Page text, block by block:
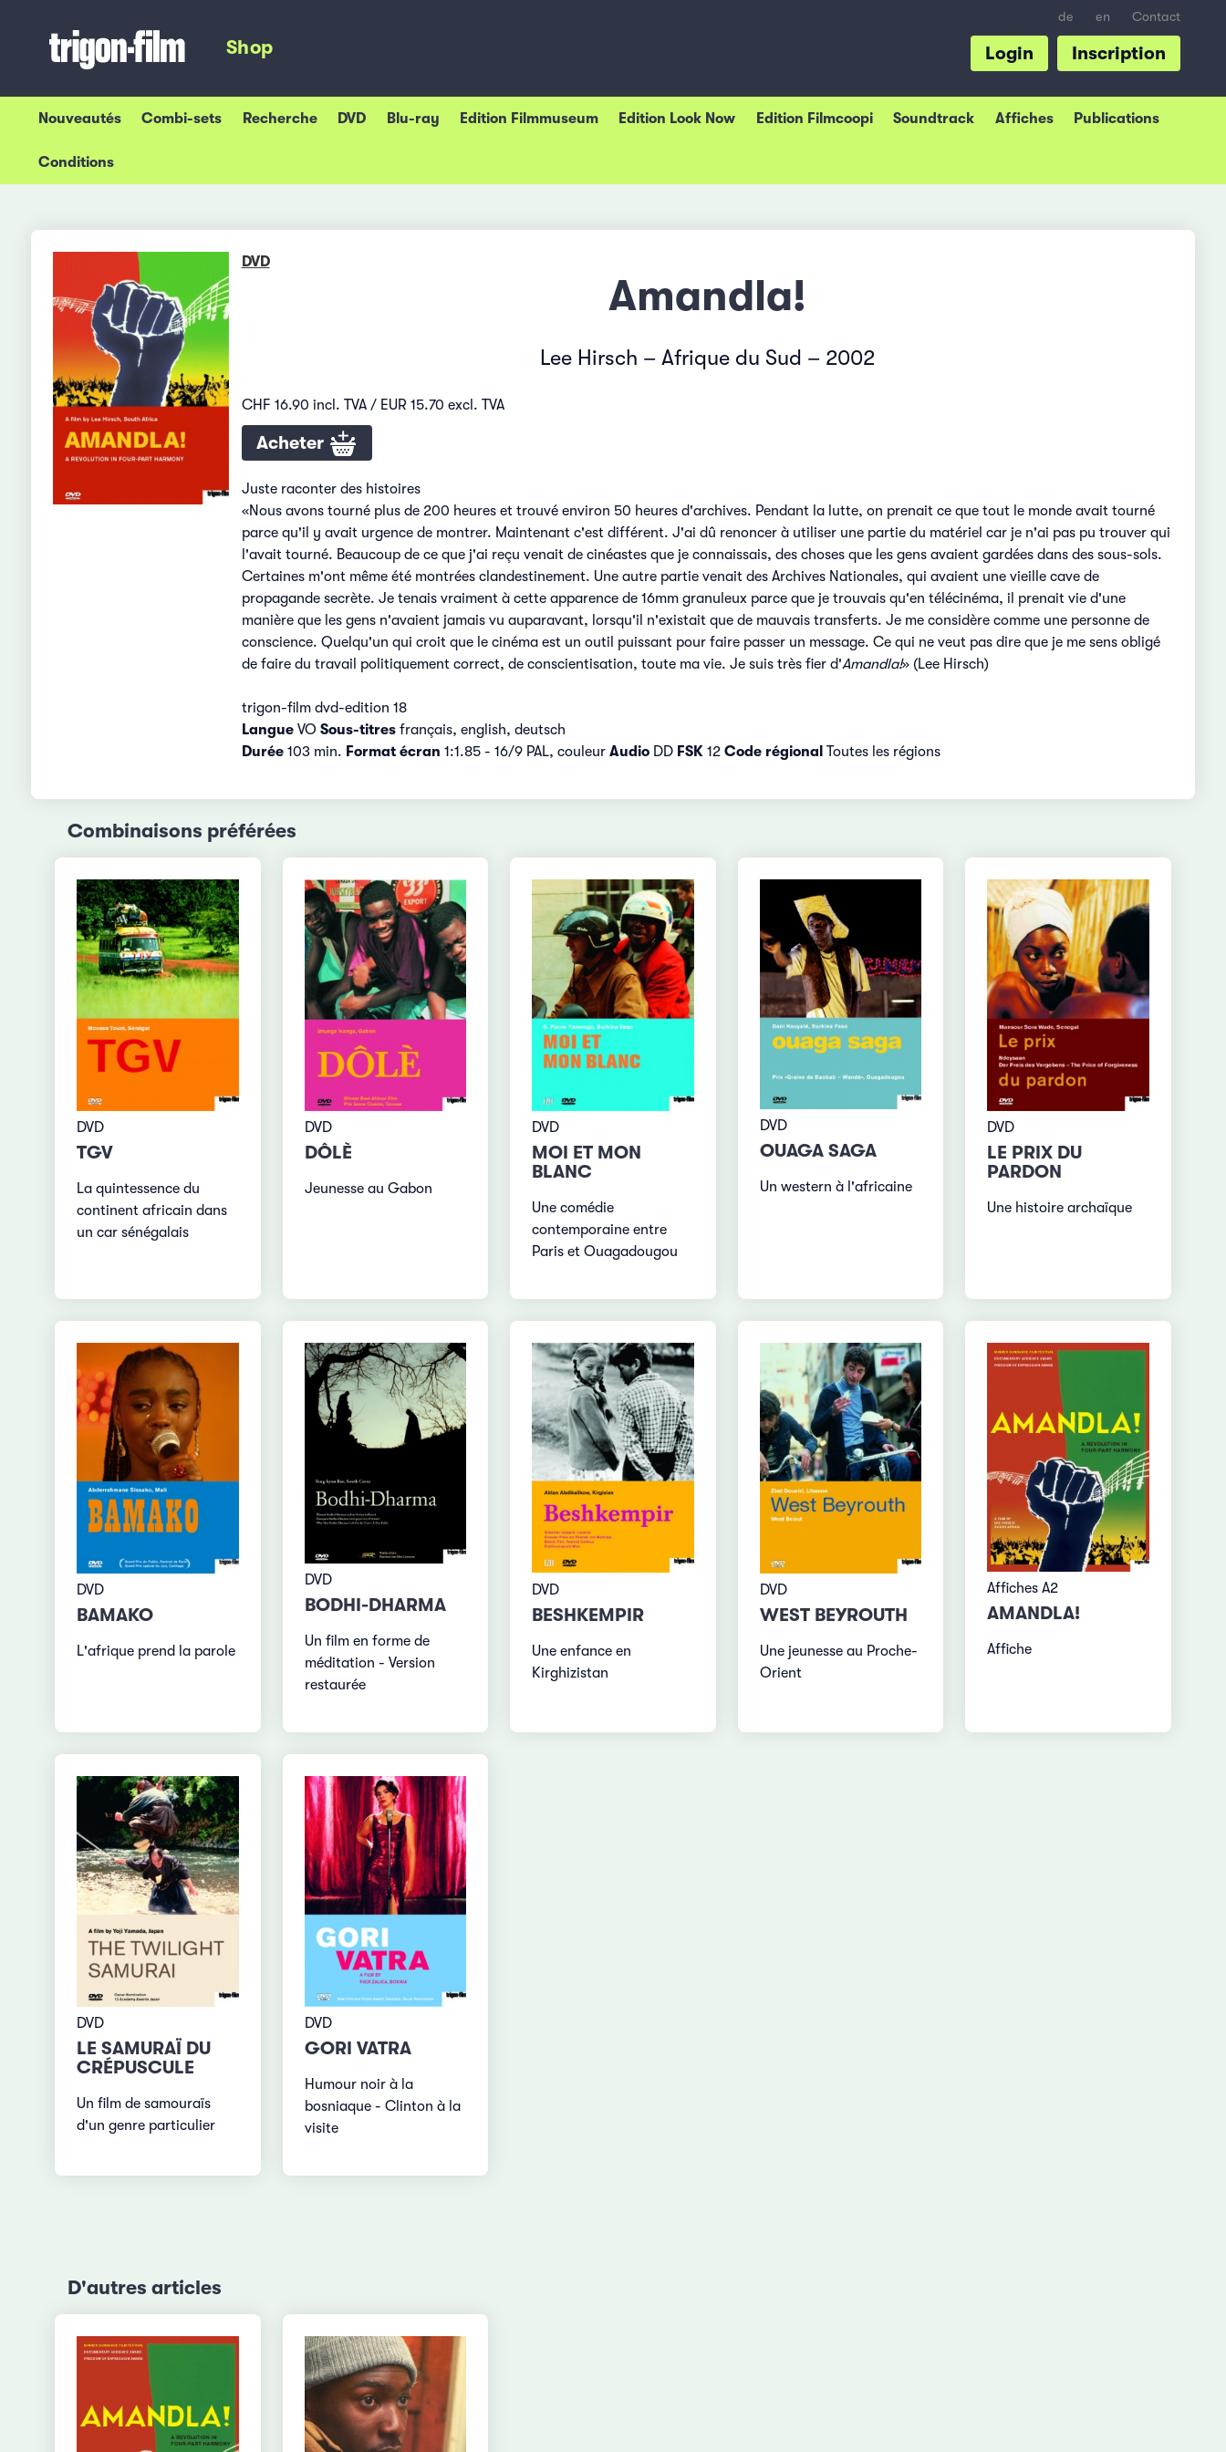
de en Contact
Shop Inscription
Login
Nouveautés Combi-sets Recherche DVD Blu-ray Edition Filmmuseum Edition Look Now Edition Filmcoopi Soundtrack Affiches Publications
Conditions
DVD
Amandla!
Lee Hirsch – Afrique du Sud – 2002
CHF 16.90 incl. TVA / EUR 15.70 excl. TVA
Acheter
Juste raconter des histoires
«Nous avons tourné plus de 200 heures et trouvé environ 50 heures d'archives. Pendant la lutte, on prenait ce que tout le monde avait tourné
parce qu'il y avait urgence de montrer. Maintenant c'est différent. J'ai dû renoncer à utiliser une partie du matériel car je n'ai pas pu trouver qui
l'avait tourné. Beaucoup de ce que j'ai reçu venait de cinéastes que je connaissais, des choses que les gens avaient gardées dans des sous-sols.
Certaines m'ont même été montrées clandestinement. Une autre partie venait des Archives Nationales, qui avaient une vieille cave de
propagande secrète. Je tenais vraiment à cette apparence de 16mm granuleux parce que je trouvais qu'en télécinéma, il prenait vie d'une
manière que les gens n'avaient jamais vu auparavant, lorsqu'il n'existait que de mauvais transferts. Je me considère comme une personne de
conscience. Quelqu'un qui croit que le cinéma est un outil puissant pour faire passer un message. Ce qui ne veut pas dire que je me sens obligé
de faire du travail politiquement correct, de conscientisation, toute ma vie. Je suis très fier d'Amandla!» (Lee Hirsch)
trigon-film dvd-edition 18
LangueVO Sous-titres français, english, deutsch
Durée103 min. Format écran 1:1.85 - 16/9 PAL, couleur AudioDD FSK12 Code régional Toutes les régions
Combinaisons préférées
DVD
TGV
La quintessence du
continent africain dans
un car sénégalais
DVD
DÔLÈ
Jeunesse au Gabon
DVD
MOI ET MON
BLANC
Une comédie
contemporaine entre
Paris et Ouagadougou
DVD
OUAGA SAGA
Un western à l'africaine
DVD
LE PRIX DU
PARDON
Une histoire archaïque
DVD
BAMAKO
L'afrique prend la parole
DVD
BODHI-DHARMA
Un film en forme de
méditation - Version
restaurée
DVD
BESHKEMPIR
Une enfance en
Kirghizistan
DVD
WEST BEYROUTH
Une jeunesse au Proche-
Orient
Affiches A2
AMANDLA!
Affiche
DVD
LE SAMURAÏ DU
CRÉPUSCULE
Un film de samouraïs
d'un genre particulier
DVD
GORI VATRA
Humour noir à la
bosniaque - Clinton à la
visite
D'autres articles